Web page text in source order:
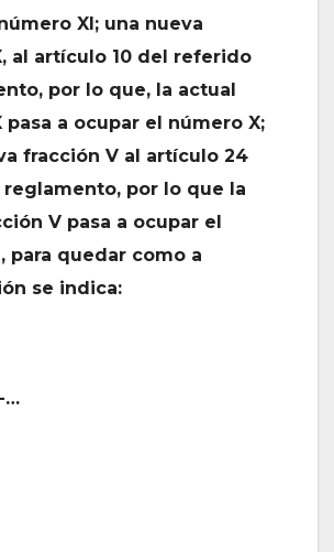
XI; una nueva
al artículo 10 del referido
por lo que, la actual
pasa a ocupar el número X;
fracción V al artículo 24
por lo que la
V pasa a ocupar el
para quedar como a
se indica:
…